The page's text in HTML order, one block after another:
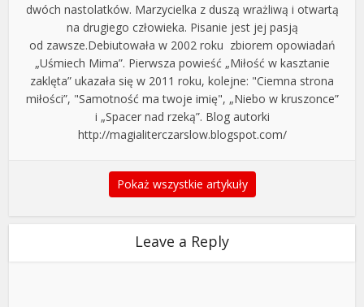
dwóch nastolatków. Marzycielka z duszą wrażliwą i otwartą
na drugiego człowieka. Pisanie jest jej pasją
od zawsze.Debiutowała w 2002 roku zbiorem opowiadań
„Uśmiech Mima”. Pierwsza powieść „Miłość w kasztanie
zaklęta” ukazała się w 2011 roku, kolejne: "Ciemna strona
miłości”, "Samotność ma twoje imię", „Niebo w kruszonce”
i „Spacer nad rzeką”. Blog autorki
http://magialiterczarslow.blogspot.com/
Pokaż wszystkie artykuły
Leave a Reply